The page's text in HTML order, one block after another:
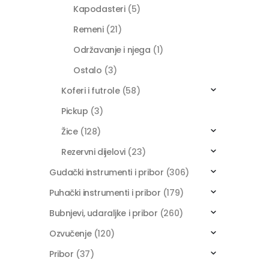
Kapodasteri (5)
Remeni (21)
Održavanje i njega (1)
Ostalo (3)
Koferi i futrole (58)
Pickup (3)
Žice (128)
Rezervni dijelovi (23)
Gudački instrumenti i pribor (306)
Puhački instrumenti i pribor (179)
Bubnjevi, udaraljke i pribor (260)
Ozvučenje (120)
Pribor (37)